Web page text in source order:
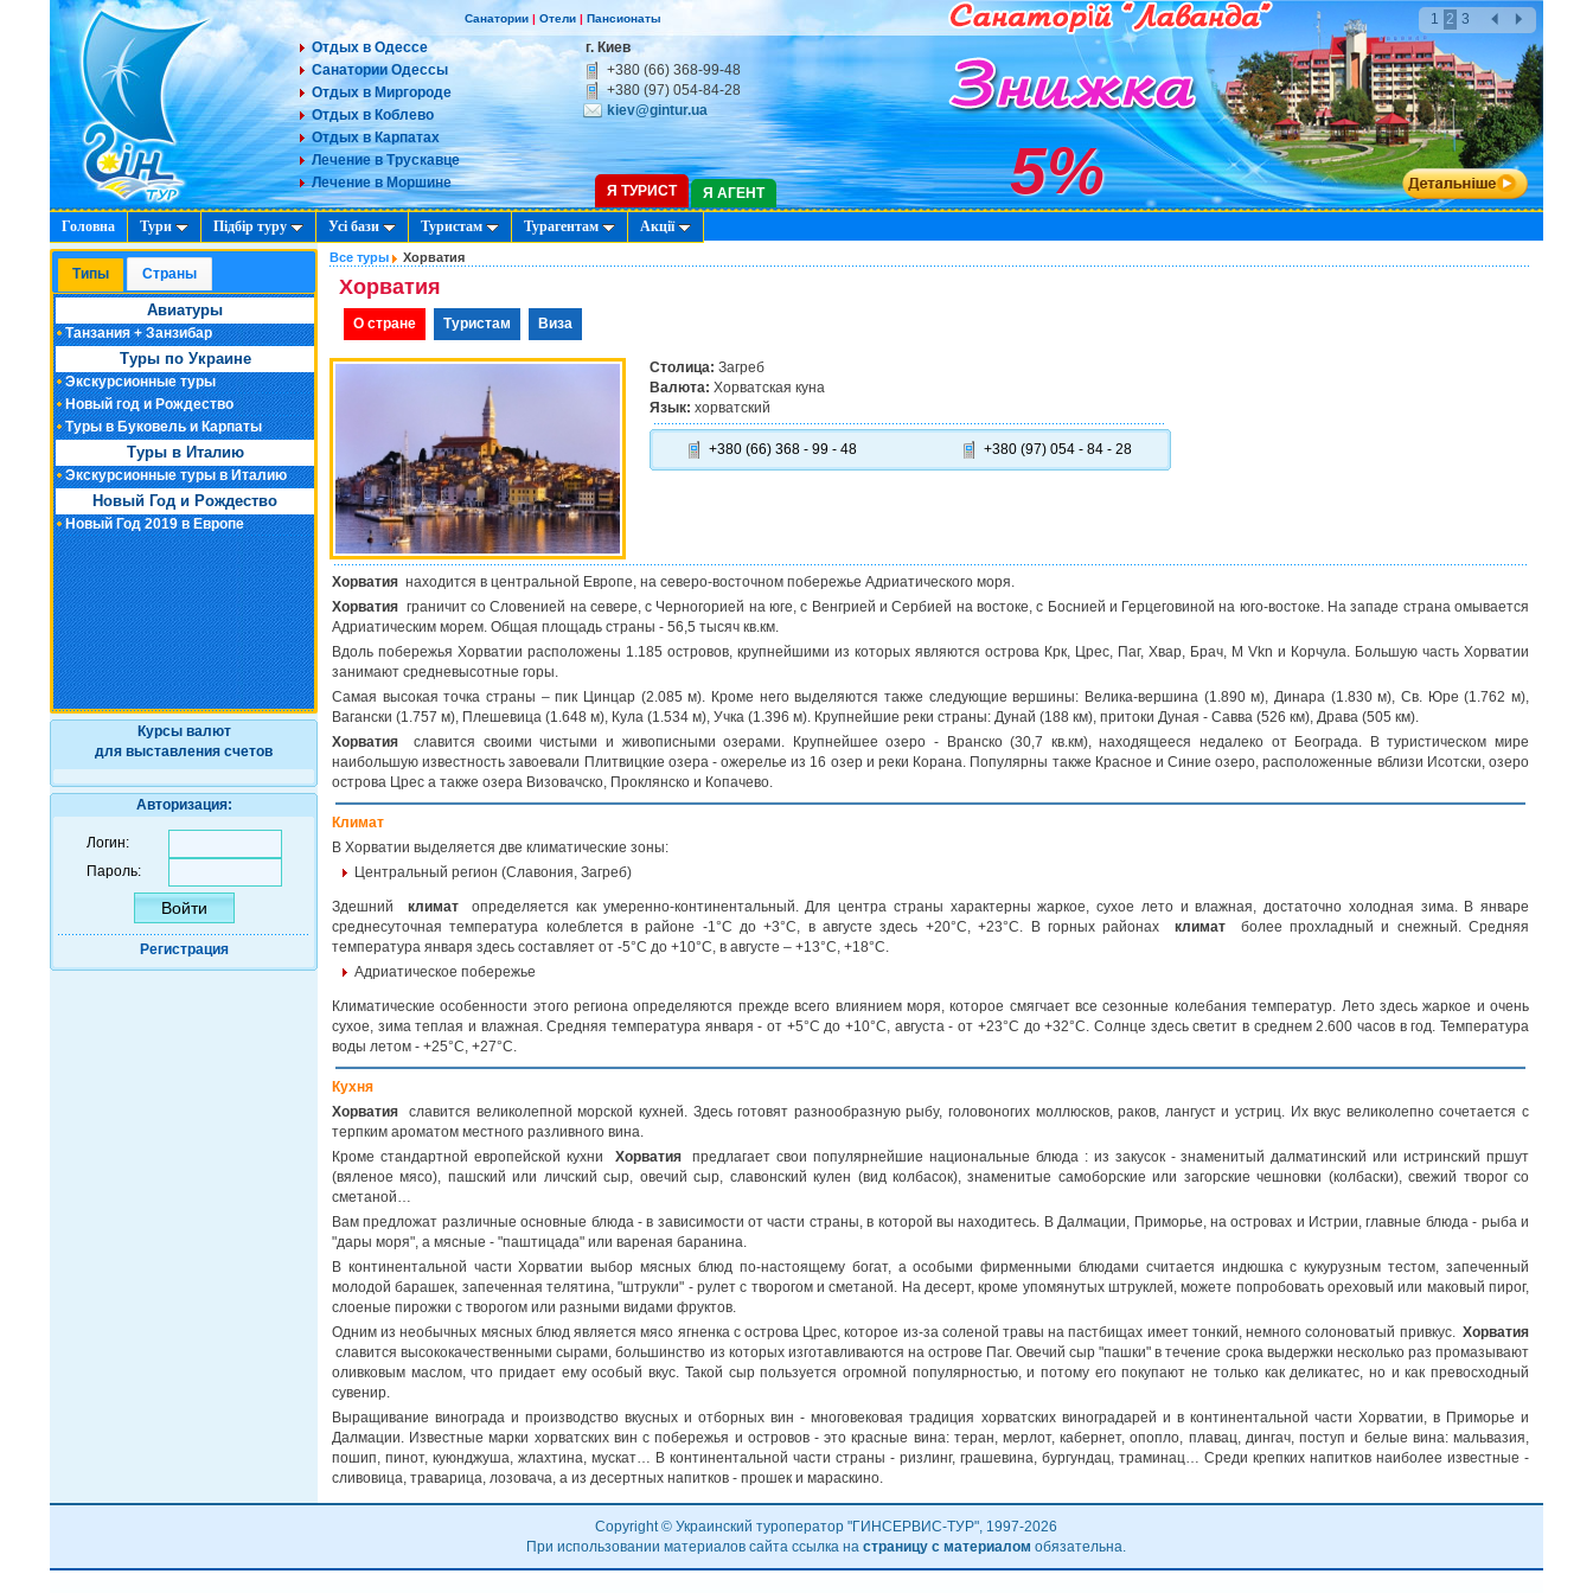
Санатории | Отели | Пансионаты
Я ТУРИСТ Я АГЕНТ
Отдых в Одессе
Санатории Одессы
Отдых в Миргороде
Отдых в Коблево
Отдых в Карпатах
Лечение в Трускавце
Лечение в Моршине
г. Киев
+380 (66) 368-99-48
+380 (97) 054-84-28
kiev@gintur.ua
5%
1 2 3
Головна Тури Підбір туру Усі бази Туристам Турагентам Акції
Типы Cтраны
Авиатуры
Танзания + Занзибар
Туры по Украине
Экскурсионные туры
Новый год и Рождество
Туры в Буковель и Карпаты
Туры в Италию
Экскурсионные туры в Италию
Новый Год и Рождество
Новый Год 2019 в Европе
Курсы валют
для выставления счетов
Авторизация:
Логин:
Пароль:
Регистрация
Все туры Хорватия
Хорватия
О стране Туристам Виза
Столица: Загреб
Валюта: Хорватская куна
Язык: хорватский
+380 (66) 368 - 99 - 48 +380 (97) 054 - 84 - 28
Хорватия находится в центральной Европе, на северо-восточном побережье Адриатического моря.
Хорватия граничит со Словенией на севере, с Черногорией на юге, с Венгрией и Сербией на востоке, с Боснией и Герцеговиной на юго-востоке. На западе страна омывается
Адриатическим морем. Общая площадь страны - 56,5 тысяч кв.км.
Вдоль побережья Хорватии расположены 1.185 островов, крупнейшими из которых являются острова Крк, Црес, Паг, Хвар, Брач, М Vkn и Корчула. Большую часть Хорватии
занимают средневысотные горы.
Самая высокая точка страны – пик Цинцар (2.085 м). Кроме него выделяются также следующие вершины: Велика-вершина (1.890 м), Динара (1.830 м), Св. Юре (1.762 м),
Вагански (1.757 м), Плешевица (1.648 м), Кула (1.534 м), Учка (1.396 м). Крупнейшие реки страны: Дунай (188 км), притоки Дуная - Савва (526 км), Драва (505 км).
Хорватия
славится своими чистыми и живописными озерами. Крупнейшее озеро - Вранско (30,7 кв.км), находящееся недалеко от Београда. В туристическом мире
наибольшую известность завоевали Плитвицкие озера - ожерелье из 16 озер и реки Корана. Популярны также Красное и Синие озеро, расположенные вблизи Исотски, озеро
острова Црес а также озера Визовачско, Проклянско и Копачево.
Климат
В Хорватии выделяется две климатические зоны:
Центральный регион (Славония, Загреб)
Здешний климат
определяется как умеренно-континентальный. Для центра страны характерны жаркое, сухое лето и влажная, достаточно холодная зима. В январе
среднесуточная температура колеблется в районе -1°С до +3°С, в августе здесь +20°С, +23°С. В горных районах климат
более прохладный и снежный. Средняя
температура января здесь составляет от -5°С до +10°С, в августе – +13°С, +18°С.
Адриатическое побережье
Климатические особенности этого региона определяются прежде всего влиянием моря, которое смягчает все сезонные колебания температур. Лето здесь жаркое и очень
сухое, зима теплая и влажная. Средняя температура января - от +5°С до +10°С, августа - от +23°С до +32°С. Солнце здесь светит в среднем 2.600 часов в год. Температура
воды летом - +25°С, +27°С.
Кухня
Хорватия
славится великолепной морской кухней. Здесь готовят разнообразную рыбу, головоногих моллюсков, раков, лангуст и устриц. Их вкус великолепно сочетается с
терпким ароматом местного разливного вина.
Кроме стандартной европейской кухни Хорватия
предлагает свои популярнейшие национальные блюда : из закусок - знаменитый далматинский или истринский пршут
(вяленое мясо), пашский или личский сыр, овечий сыр, славонский кулен (вид колбасок), знаменитые самоборские или загорские чешновки (колбаски), свежий творог со
сметаной…
Вам предложат различные основные блюда - в зависимости от части страны, в которой вы находитесь. В Далмации, Приморье, на островах и Истрии, главные блюда - рыба и
"дары моря", а мясные - "паштицада" или вареная баранина.
В континентальной части Хорватии выбор мясных блюд по-настоящему богат, а особыми фирменными блюдами считается индюшка с кукурузным тестом, запеченный
молодой барашек, запеченная телятина, "штрукли" - рулет с творогом и сметаной. На десерт, кроме упомянутых штруклей, можете попробовать ореховый или маковый пирог,
слоеные пирожки с творогом или разными видами фруктов.
Одним из необычных мясных блюд является мясо ягненка с острова Црес, которое из-за соленой травы на пастбищах имеет тонкий, немного солоноватый привкус. Хорватия
славится высококачественными сырами, большинство из которых изготавливаются на острове Паг. Овечий сыр "пашки" в течение срока выдержки несколько раз промазывают
оливковым маслом, что придает ему особый вкус. Такой сыр пользуется огромной популярностью, и потому его покупают не только как деликатес, но и как превосходный
сувенир.
Выращивание винограда и производство вкусных и отборных вин - многовековая традиция хорватских виноградарей и в континентальной части Хорватии, в Приморье и
Далмации. Известные марки хорватских вин с побережья и островов - это красные вина: теран, мерлот, кабернет, опопло, плавац, дингач, поступ и белые вина: мальвазия,
пошип, пинот, куюнджуша, жлахтина, мускат… В континентальной части страны - ризлинг, грашевина, бургундац, траминац… Среди крепких напитков наиболее известные -
сливовица, траварица, лозовача, а из десертных напитков - прошек и мараскино.
Copyright © Украинский туроператор "ГИНСЕРВИС-ТУР", 1997-2026
При использовании материалов сайта ссылка настраницу с материалом обязательна.